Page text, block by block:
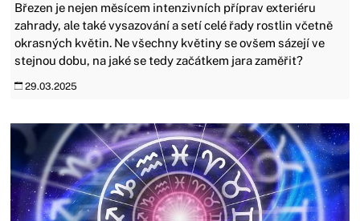
Březen je nejen měsícem intenzivních příprav exteriéru
zahrady, ale také vysazování a setí celé řady rostlin včetně
okrasných květin. Ne všechny květiny se ovšem sázejí ve
stejnou dobu, na jaké se tedy začátkem jara zaměřit?
29.03.2025